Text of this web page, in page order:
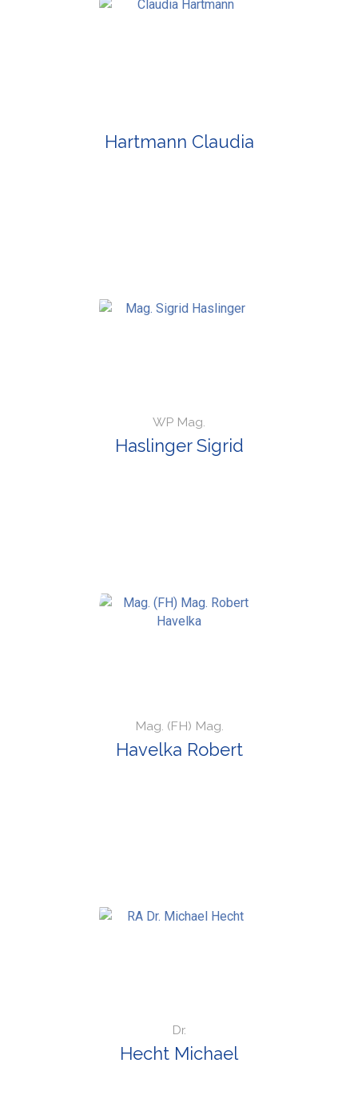
Hartmann Claudia
WP Mag.
Haslinger Sigrid
Mag. (FH) Mag.
Havelka Robert
Dr.
Hecht Michael